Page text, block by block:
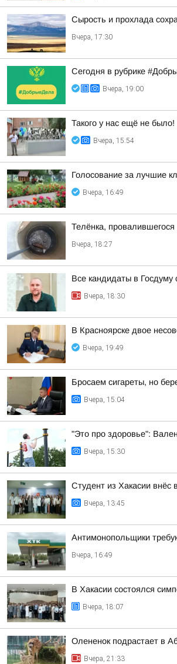
Сырость и прохлада
Вчера, 17:30
Сегодня в рубрике
Вчера, 19:00
Такого у нас ещё не
Вчера, 15:54
Голосование за лучшие
Вчера, 16:49
Телёнка,
Вчера, 18:27
Все кандидаты в Госдуму
Вчера, 18:30
В Красноярске двое
Вчера, 19:49
Бросаем сигареты, но
Вчера, 15:04
"Это про здоровье":
Вчера, 15:30
Студент из Хакасии
Вчера, 13:45
Антимонопольщики
Вчера, 16:49
В Хакасии состоялся
Вчера, 18:07
Олененок подрастает в
Вчера, 21:33